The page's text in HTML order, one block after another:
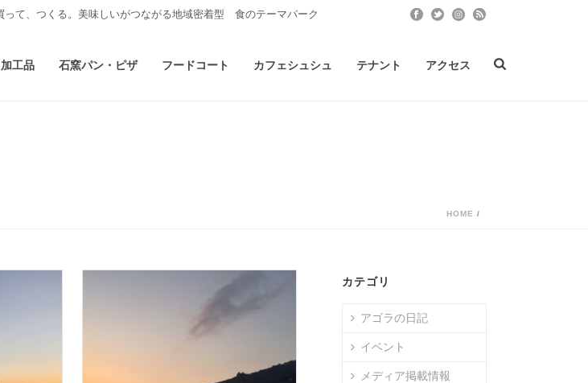
、つくる。美味しいがつながる地域密着型 食のテーマパーク
加工品 石窯パン・ピザ フードコート カフェシュシュ テナント アクセス
HOME /
カテゴリ
アゴラの日記
イベント
メディア掲載情報